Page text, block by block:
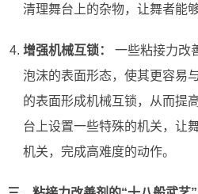
清理舞台上的杂物，让舞者能
增强机械互锁：
一些粘接力改
泡沫的表面形态，使其更容易
的表面形成机械互锁，从而提
台上设置一些特殊的机关，让
机关，完成高难度的动作。